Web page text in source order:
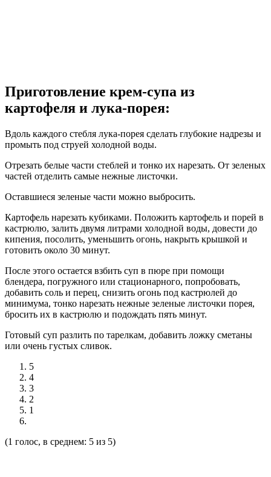
Приготовление крем-супа из
картофеля и лука-порея:
Вдоль каждого стебля лука-порея сделать глубокие надрезы и
промыть под струей холодной воды.
Отрезать белые части стеблей и тонко их нарезать. От зеленых
частей отделить самые нежные листочки.
Оставшиеся зеленые части можно выбросить.
Картофель нарезать кубиками. Положить картофель и порей в
кастрюлю, залить двумя литрами холодной воды, довести до
кипения, посолить, уменьшить огонь, накрыть крышкой и
готовить около 30 минут.
После этого остается взбить суп в пюре при помощи
блендера, погружного или стационарного, попробовать,
добавить соль и перец, снизить огонь под кастрюлей до
минимума, тонко нарезать нежные зеленые листочки порея,
бросить их в кастрюлю и подождать пять минут.
Готовый суп разлить по тарелкам, добавить ложку сметаны
или очень густых сливок.
5
4
3
2
1
(1 голос, в среднем: 5 из 5)